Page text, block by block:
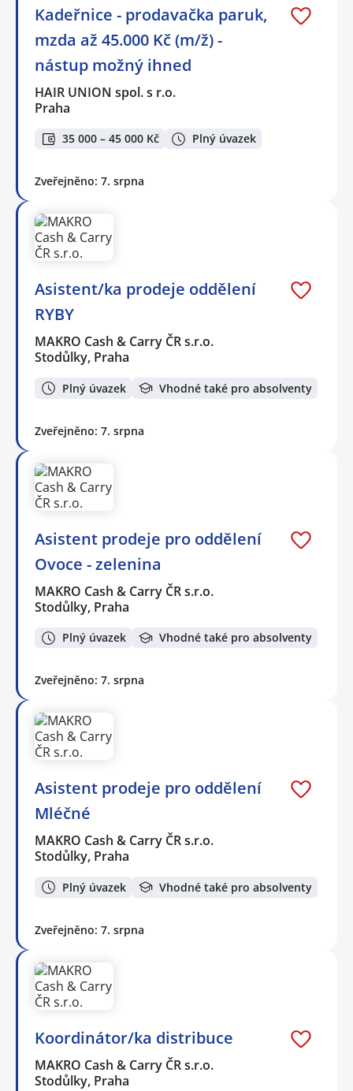
Kadeřnice - prodavačka paruk,
mzda až 45.000 Kč (m/ž) -
nástup možný ihned
HAIR UNION spol. s r.o.
Praha
35 000 – 45 000 Kč Plný úvazek
Zveřejněno: 7. srpna
Asistent/ka prodeje oddělení
RYBY
MAKRO Cash & Carry ČR s.r.o.
Stodůlky, Praha
Plný úvazek Vhodné také pro absolventy
Zveřejněno: 7. srpna
Asistent prodeje pro oddělení
Ovoce - zelenina
MAKRO Cash & Carry ČR s.r.o.
Stodůlky, Praha
Plný úvazek Vhodné také pro absolventy
Zveřejněno: 7. srpna
Asistent prodeje pro oddělení
Mléčné
MAKRO Cash & Carry ČR s.r.o.
Stodůlky, Praha
Plný úvazek Vhodné také pro absolventy
Zveřejněno: 7. srpna
Koordinátor/ka distribuce
MAKRO Cash & Carry ČR s.r.o.
Stodůlky, Praha